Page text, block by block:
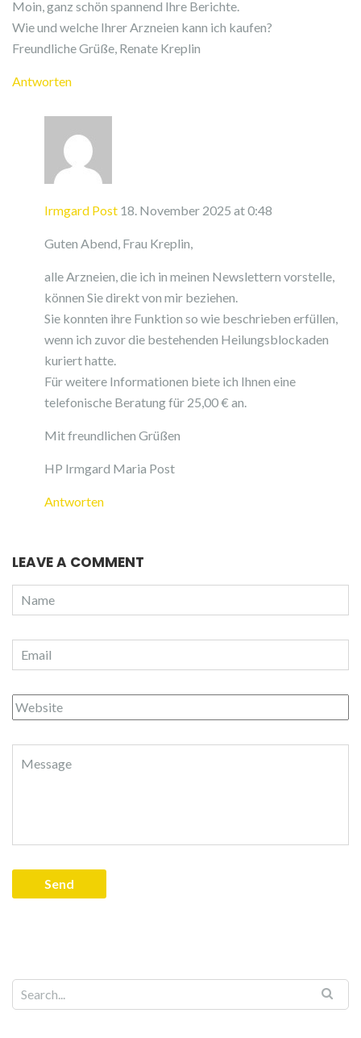
Moin, ganz schön spannend Ihre Berichte.
Wie und welche Ihrer Arzneien kann ich kaufen?
Freundliche Grüße, Renate Kreplin
Antworten
Irmgard Post 18. November 2025 at 0:48
Guten Abend, Frau Kreplin,
alle Arzneien, die ich in meinen Newslettern vorstelle,
können Sie direkt von mir beziehen.
Sie konnten ihre Funktion so wie beschrieben erfüllen,
wenn ich zuvor die bestehenden Heilungsblockaden
kuriert hatte.
Für weitere Informationen biete ich Ihnen eine
telefonische Beratung für 25,00 € an.
Mit freundlichen Grüßen
HP Irmgard Maria Post
Antworten
LEAVE A COMMENT